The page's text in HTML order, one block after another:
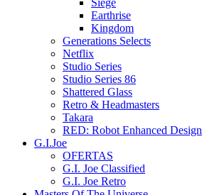
Siege
Earthrise
Kingdom
Generations Selects
Netflix
Studio Series
Studio Series 86
Shattered Glass
Retro & Headmasters
Takara
RED: Robot Enhanced Design
G.I.Joe
OFERTAS
G.I. Joe Classified
G.I. Joe Retro